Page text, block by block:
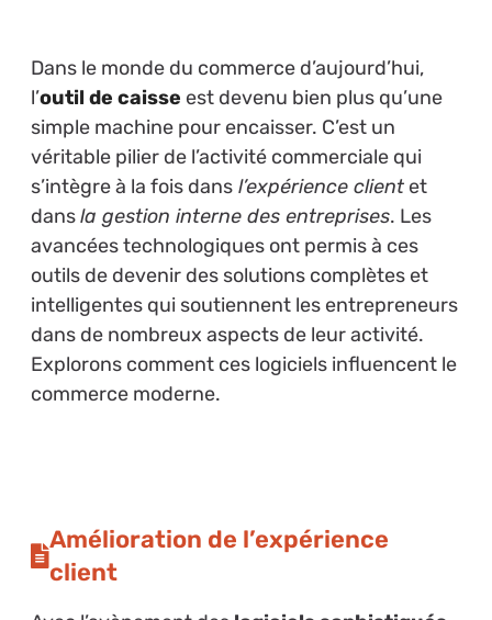
Dans le monde du commerce d’aujourd’hui,
l’outil de caisse est devenu bien plus qu’une
simple machine pour encaisser. C’est un
véritable pilier de l’activité commerciale qui
s’intègre à la fois dansl’expérience clientet
dansla gestion interne des entreprises. Les
avancées technologiques ont permis à ces
outils de devenir des solutions complètes et
intelligentes qui soutiennent les entrepreneurs
dans de nombreux aspects de leur activité.
Explorons comment ces logiciels influencent le
commerce moderne.
Amélioration de l’expérience
client